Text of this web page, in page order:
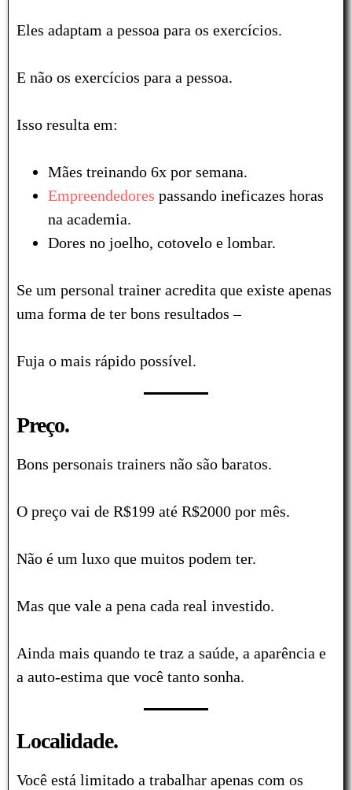
Eles adaptam a pessoa para os exercícios.
E não os exercícios para a pessoa.
Isso resulta em:
Mães treinando 6x por semana.
Empreendedores passando ineficazes horas
na academia.
Dores no joelho, cotovelo e lombar.
Se um personal trainer acredita que existe apenas
uma forma de ter bons resultados –
Fuja o mais rápido possível.
Preço.
Bons personais trainers não são baratos.
O preço vai de R$199 até R$2000 por mês.
Não é um luxo que muitos podem ter.
Mas que vale a pena cada real investido.
Ainda mais quando te traz a saúde, a aparência e
a auto-estima que você tanto sonha.
Localidade.
Você está limitado a trabalhar apenas com os